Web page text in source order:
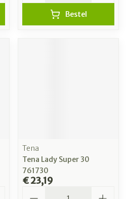
Bestel
Tena
Tena Lady Super 30
761730
€ 23,19